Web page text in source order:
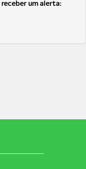
receber um alerta: